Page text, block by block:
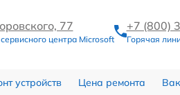
77
центра Microsoft
+7 (800)
Горячая
устройств Цена ремонта